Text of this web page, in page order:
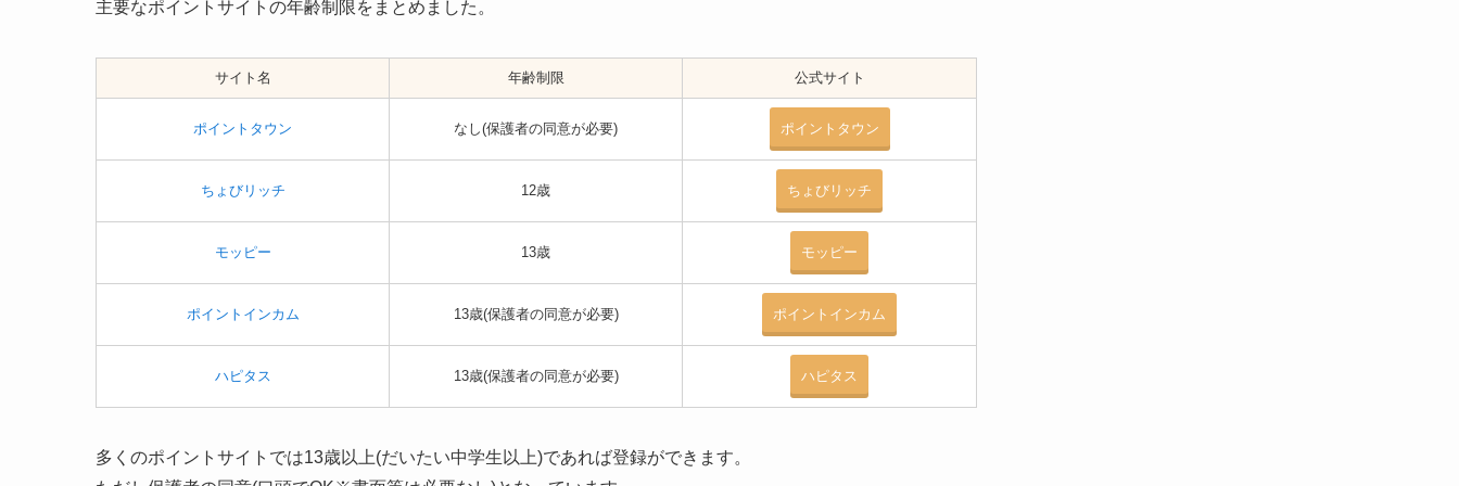
主要なポイントサイトの年齢制限をまとめました。
サイト名 年齢制限 公式サイト
ポイントタウン なし(保護者の同意が必要) ポイントタウン
ちょびリッチ 12歳 ちょびリッチ
モッピー 13歳 モッピー
ポイントインカム 13歳(保護者の同意が必要) ポイントインカム
ハピタス 13歳(保護者の同意が必要) ハピタス
多くのポイントサイトでは13歳以上(だいたい中学生以上)であれば登録ができます。